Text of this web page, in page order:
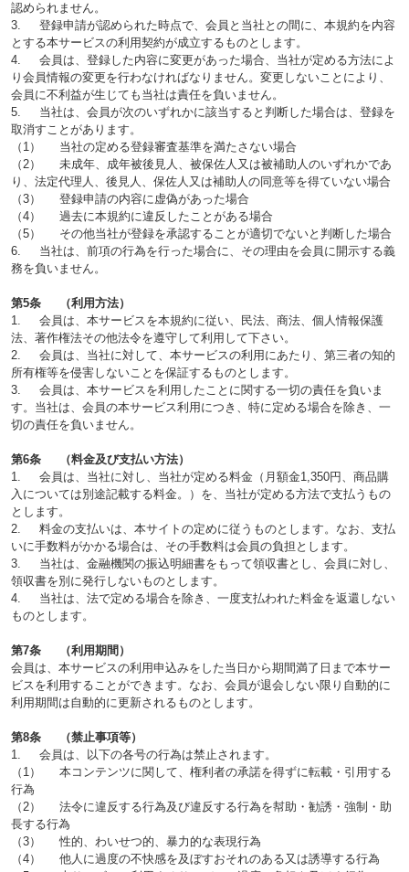
認められません。
3. 登録申請が認められた時点で、会員と当社との間に、本規約を内容
とする本サービスの利用契約が成立するものとします。
4. 会員は、登録した内容に変更があった場合、当社が定める方法によ
り会員情報の変更を行わなければなりません。変更しないことにより、
会員に不利益が生じても当社は責任を負いません。
5. 当社は、会員が次のいずれかに該当すると判断した場合は、登録を
取消すことがあります。
（1） 当社の定める登録審査基準を満たさない場合
（2） 未成年、成年被後見人、被保佐人又は被補助人のいずれかであ
り、法定代理人、後見人、保佐人又は補助人の同意等を得ていない場合
（3） 登録申請の内容に虚偽があった場合
（4） 過去に本規約に違反したことがある場合
（5） その他当社が登録を承認することが適切でないと判断した場合
6. 当社は、前項の行為を行った場合に、その理由を会員に開示する義
務を負いません。
第5条 （利用方法）
1. 会員は、本サービスを本規約に従い、民法、商法、個人情報保護
法、著作権法その他法令を遵守して利用して下さい。
2. 会員は、当社に対して、本サービスの利用にあたり、第三者の知的
所有権等を侵害しないことを保証するものとします。
3. 会員は、本サービスを利用したことに関する一切の責任を負いま
す。当社は、会員の本サービス利用につき、特に定める場合を除き、一
切の責任を負いません。
第6条 （料金及び支払い方法）
1. 会員は、当社に対し、当社が定める料金（月額金1,350円、商品購
入については別途記載する料金。）を、当社が定める方法で支払うもの
とします。
2. 料金の支払いは、本サイトの定めに従うものとします。なお、支払
いに手数料がかかる場合は、その手数料は会員の負担とします。
3. 当社は、金融機関の振込明細書をもって領収書とし、会員に対し、
領収書を別に発行しないものとします。
4. 当社は、法で定める場合を除き、一度支払われた料金を返還しない
ものとします。
第7条 （利用期間）
会員は、本サービスの利用申込みをした当日から期間満了日まで本サー
ビスを利用することができます。なお、会員が退会しない限り自動的に
利用期間は自動的に更新されるものとします。
第8条 （禁止事項等）
1. 会員は、以下の各号の行為は禁止されます。
（1） 本コンテンツに関して、権利者の承諾を得ずに転載・引用する
行為
（2） 法令に違反する行為及び違反する行為を幇助・勧誘・強制・助
長する行為
（3） 性的、わいせつ的、暴力的な表現行為
（4） 他人に過度の不快感を及ぼすおそれのある又は誘導する行為